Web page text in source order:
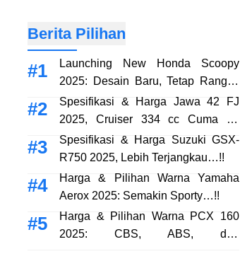
Berita Pilihan
Launching New Honda Scoopy
2025: Desain Baru, Tetap Rangka
eSAF…!!
Spesifikasi & Harga Jawa 42 FJ
2025, Cruiser 334 cc Cuma 38
Jutaan…!!
Spesifikasi & Harga Suzuki GSX-
R750 2025, Lebih Terjangkau…!!
Harga & Pilihan Warna Yamaha
Aerox 2025: Semakin Sporty…!!
Harga & Pilihan Warna PCX 160
2025: CBS, ABS, dan